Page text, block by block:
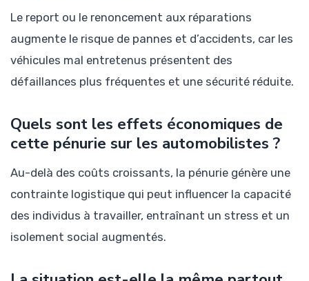
Le report ou le renoncement aux réparations
augmente le risque de pannes et d’accidents, car les
véhicules mal entretenus présentent des
défaillances plus fréquentes et une sécurité réduite.
Quels sont les effets économiques de
cette pénurie sur les automobilistes ?
Au-delà des coûts croissants, la pénurie génère une
contrainte logistique qui peut influencer la capacité
des individus à travailler, entraînant un stress et un
isolement social augmentés.